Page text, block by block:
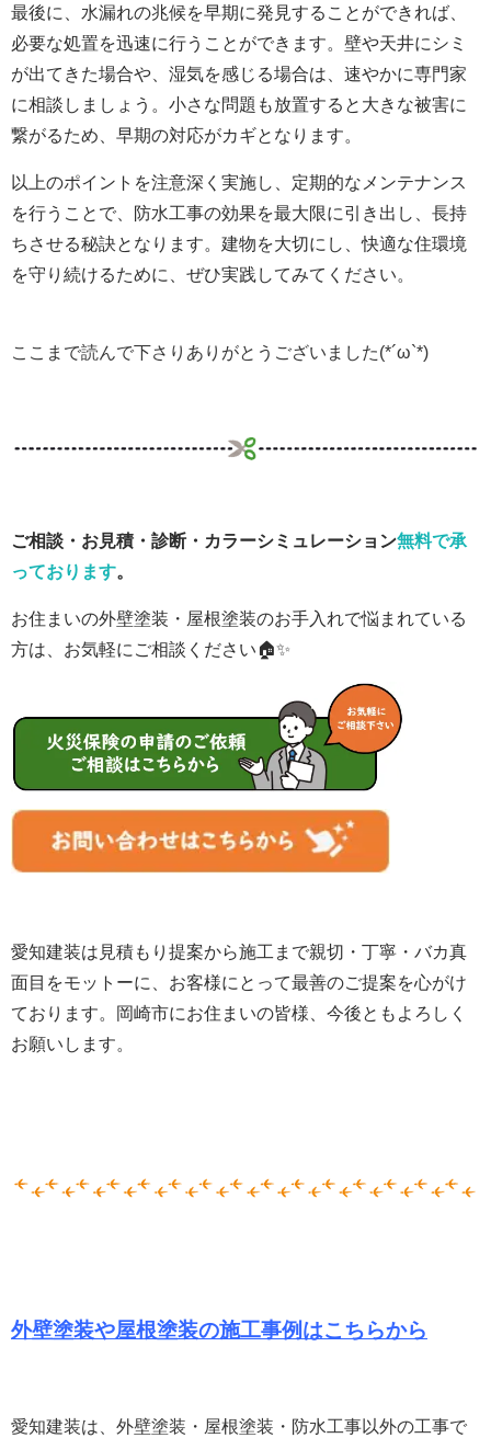
最後に、水漏れの兆候を早期に発見することができれば、
必要な処置を迅速に行うことができます。壁や天井にシミ
が出てきた場合や、湿気を感じる場合は、速やかに専門家
に相談しましょう。小さな問題も放置すると大きな被害に
繋がるため、早期の対応がカギとなります。
以上のポイントを注意深く実施し、定期的なメンテナンス
を行うことで、防水工事の効果を最大限に引き出し、長持
ちさせる秘訣となります。建物を大切にし、快適な住環境
を守り続けるために、ぜひ実践してみてください。
ここまで読んで下さりありがとうございました(*´ω`*)
ご相談・お見積・診断・カラーシミュレーション無料で承
っております。
お住まいの外壁塗装・屋根塗装のお手入れで悩まれている
方は、お気軽にご相談ください🏠✨
愛知建装は見積もり提案から施工まで親切・丁寧・バカ真
面目をモットーに、お客様にとって最善のご提案を心がけ
ております。岡崎市にお住まいの皆様、 今後ともよろしく
お願いします。
外壁塗装や屋根塗装の施工事例はこちらから
愛知建装は、外壁塗装・屋根塗装・防水工事以外の工事で